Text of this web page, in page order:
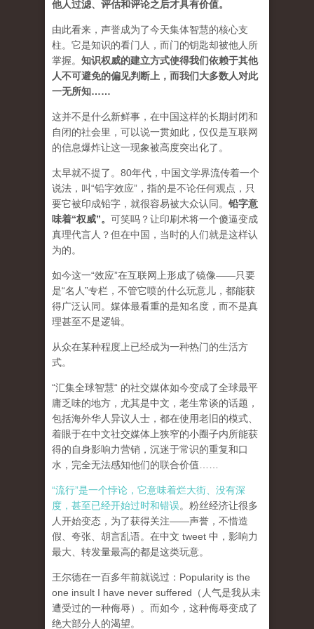
他人过滤、评估和评论之后才具有价值。
由此看来，声誉成为了今天集体智慧的核心支
柱。它是知识的看门人，而门的钥匙却被他人所
掌握。 知识权威的建立方式使得我们依赖于其他
人不可避免的偏见判断上，而我们大多数人对此
一无所知……
这并不是什么新鲜事，在中国这样的长期封闭和
自闭的社会里，可以说一贯如此，仅仅是互联网
的信息爆炸让这一现象被高度突出化了。
太早就不提了。80年代，中国文学界流传着一个
说法，叫“铅字效应”，指的是不论任何观点，只
要它被印成铅字，就很容易被大众认同。 铅字意
味着“权威”。 可笑吗？让印刷术将一个傻逼变成
真理代言人？但在中国，当时的人们就是这样认
为的。
如今这一“效应”在互联网上形成了镜像——只要
是“名人”专栏，不管它喷的什么玩意儿，都能获
得广泛认同。媒体最看重的是知名度，而不是真
理甚至不是逻辑。
从众在某种程度上已经成为一种热门的生活方
式。
“汇集全球智慧“ 的社交媒体如今变成了全球最平
庸乏味的地方，尤其是中文，老生常谈的话题，
包括海外华人异议人士，都在使用老旧的模式、
着眼于在中文社交媒体上狭窄的小圈子内所能获
得的自身影响力营销，沉迷于常识的重复和口
水，完全无法感知他们的联合价值……
“流行”是一个悖论，它意味着烂大街、没有深
度，甚至已经开始过时和错误。粉丝经济让很多
人开始变态，为了获得关注——声誉，不惜造
假、夸张、胡言乱语。在中文 tweet 中，影响力
最大、转发量最高的都是这类玩意。
王尔德在一百多年前就说过：Popularity is the
one insult I have never suffered（人气是我从未
遭受过的一种侮辱）。而如今，这种侮辱变成了
绝大部分人的渴望。